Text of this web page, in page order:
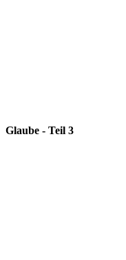
Glaube - Teil 3